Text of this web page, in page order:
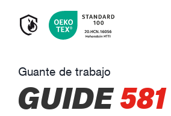
Guante de trabajo
GUIDE581